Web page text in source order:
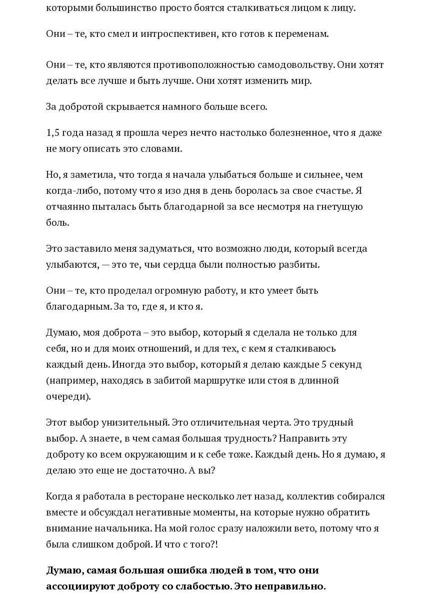
которыми большинство просто боятся сталкиваться лицом к лицу.
Они – те, кто смел и интроспективен, кто готов к переменам.
Они – те, кто являются противоположностью самодовольству. Они хотят
делать все лучше и быть лучше. Они хотят изменить мир.
За добротой скрывается намного больше всего.
1,5 года назад я прошла через нечто настолько болезненное, что я даже
не могу описать это словами.
Но, я заметила, что тогда я начала улыбаться больше и сильнее, чем
когда-либо, потому что я изо дня в день боролась за свое счастье. Я
отчаянно пыталась быть благодарной за все несмотря на гнетущую
боль.
Это заставило меня задуматься, что возможно люди, который всегда
улыбаются, — это те, чьи сердца были полностью разбиты.
Они – те, кто проделал огромную работу, и кто умеет быть
благодарным. За то, где я, и кто я.
Думаю, моя доброта – это выбор, который я сделала не только для
себя, но и для моих отношений, и для тех, с кем я сталкиваюсь
каждый день. Иногда это выбор, который я делаю каждые 5 секунд
(например, находясь в забитой маршрутке или стоя в длинной
очереди).
Этот выбор унизительный. Это отличительная черта. Это трудный
выбор. А знаете, в чем самая большая трудность? Направить эту
доброту ко всем окружающим и к себе тоже. Каждый день. Но я думаю, я
делаю это еще не достаточно. А вы?
Когда я работала в ресторане несколько лет назад, коллектив собирался
вместе и обсуждал негативные моменты, на которые нужно обратить
внимание начальника. На мой голос сразу наложили вето, потому что я
была слишком доброй. И что с того?!
Думаю, самая большая ошибка людей в том, что они
ассоциируют доброту со слабостью. Это неправильно.